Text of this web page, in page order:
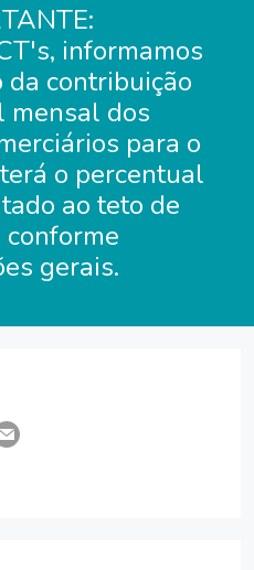
informamos
da contribuição
mensal dos
para o
o percentual
ao teto de
conforme
gerais.